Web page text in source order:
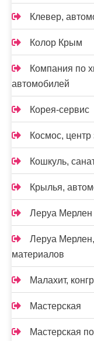
Клевер,
Колор Крым
Компания по
автомобилей
Корея-сервис
Космос, центр
Кошкуль,
Крылья,
Леруа Мерлен
Леруа
материалов
Малахит,
Мастерская
Мастерская